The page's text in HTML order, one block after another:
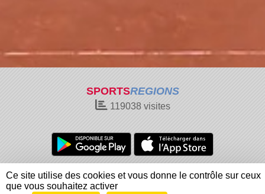
SPORTSREGIONS
119038 visites
Charte cookies
Gestion des cookies
Informations légales
Signaler un contenu inapproprié
Ce site utilise des cookies et vous donne le contrôle sur ceux
que vous souhaitez activer